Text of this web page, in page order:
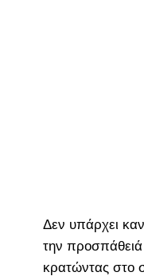
Δεν υπάρχει
την
κρατώντας στο